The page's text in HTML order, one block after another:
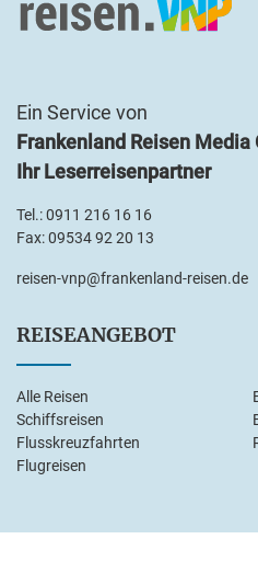
Ein Service von
Frankenland Reisen Media
Ihr Leserreisenpartner
Tel.:0911 216 16 16
Fax: 09534 92 20 13
reisen-vnp@frankenland-reisen.de
REISEANGEBOT
Alle Reisen
Schiffsreisen
Flusskreuzfahrten
Flugreisen